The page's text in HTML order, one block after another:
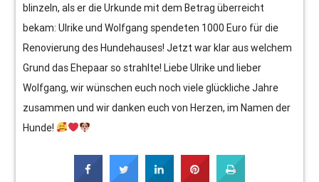
blinzeln, als er die Urkunde mit dem Betrag überreicht
bekam: Ulrike und Wolfgang spendeten 1000 Euro für die
Renovierung des Hundehauses! Jetzt war klar aus welchem
Grund das Ehepaar so strahlte! Liebe Ulrike und lieber
Wolfgang, wir wünschen euch noch viele glückliche Jahre
zusammen und wir danken euch von Herzen, im Namen der
Hunde!